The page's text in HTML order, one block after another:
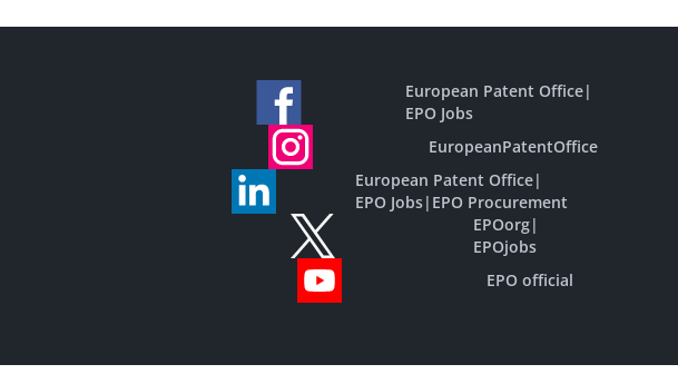
European Patent Office|
EPO Jobs
EuropeanPatentOffice
European Patent Office|
EPO Jobs| EPO Procurement
EPOorg|
EPOjobs
EPO official